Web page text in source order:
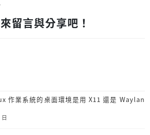
留言與分享吧！
作業系統的桌面環境是用 X11 還是 Waylan